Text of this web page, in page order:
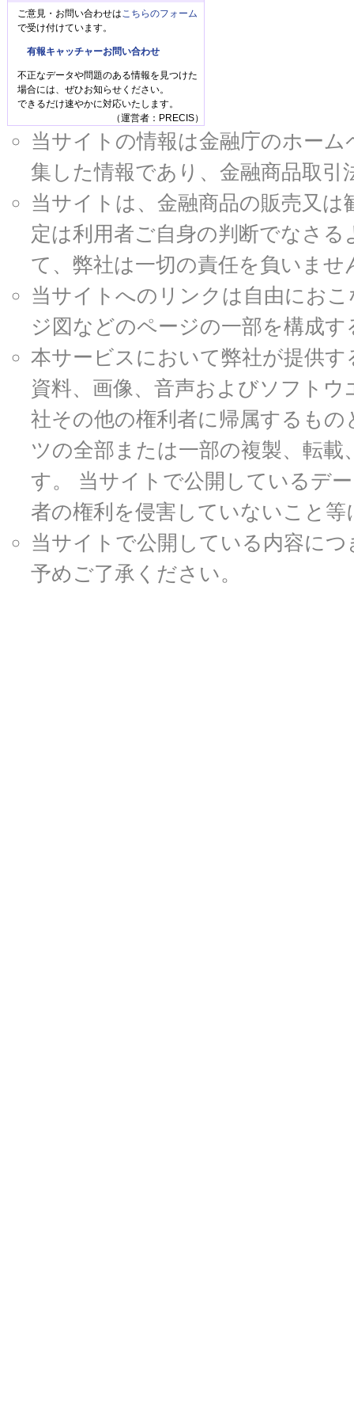
ご意見・お問い合わせは こちらのフォーム
で受け付けています。
有報キャッチャーお問い合わせ
不正なデータや問題のある情報を見つけた
場合には、ぜひお知らせください。
できるだけ速やかに対応いたします。
（運営者：PRECIS）
当サイトの情報は金融庁のホー
集した情報であり、金融商品取
当サイトは、金融商品の販売又
定は利用者ご自身の判断でなさ
て、弊社は一切の責任を負いませ
当サイトへのリンクは自由にお
ジ図などのページの一部を構成
本サービスにおいて弊社が提供
資料、画像、音声およびソフト
社その他の権利者に帰属するも
ツの全部または一部の複製、転
す。 当サイトで公開しているデ
者の権利を侵害していないこと
当サイトで公開している内容に
予めご了承ください。